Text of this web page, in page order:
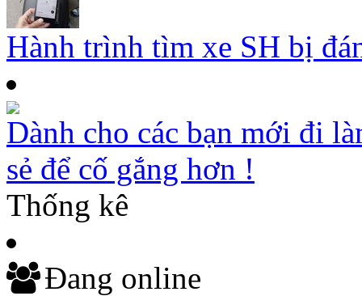
Hành trình tìm xe SH bị
Dành cho các bạn mới đi
sẻ để cố gắng hơn !
Thống kê
Đang online